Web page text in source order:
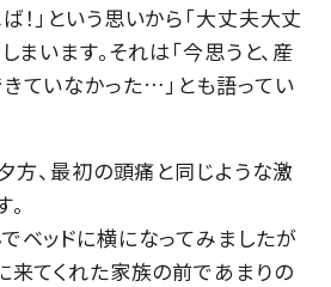
」という思いから「大丈夫大丈
まいます。それは「今思うと、産
ていなかった…」とも語ってい
方、最初の頭痛と同じような激
ベッドに横になってみましたが
来てくれた家族の前であまりの